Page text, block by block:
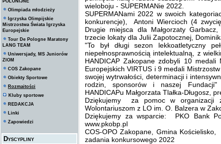
POLONIJNE
Olimpiada młodzieży
Igrzyska Olimpijskie
Mistrzostwa Świata Igrzyska
Europejskie
Tour De Pologne Maratony
LANG TEAM
Uniwersjady, MS Juniorów
ZIOM
COS Zakopane
Obiekty Sportowe
Rozmaitości
Kluby sportowe
REDAKCJA
Linki
Zapowiedzi
Dyscypliny
wieloboju - SUPERMANie 2022.
SUPERMANami 2022 w swoich
konkurencje), Antoni Wiercioch (4
Drugie miejsca dla Małgorzaty
trzecie lokaty dla Julii Zapotocznej,
"To był długi sezon lekkoatletyczny
niepełnosprawnością intelektualną, z
HANDICAP Zakopane zdobyli 10
Europejskich VIRTUS i 9 medali
swojej wytrwałości, determinacji i
rodzin, sponsorów i naszej Fundacji"
HANDICAPu Małgorzata Tlałka-Długosz,
Dziękujemy za pomoc w organizacji
Wolontariuszom z LO im. O. Balzera w
Dziękujemy za wsparcie: PKO Bank
www.pkobp.pl
COS-OPO Zakopane, Gmina
zadania konkursowego 2022